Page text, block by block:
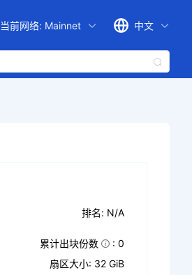
当前网络: Mainnet 中文
排名: N/A
累计出块份数
: 0
扇区大小: 32 GiB